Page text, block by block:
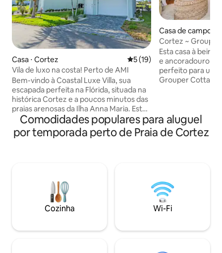
Casa ⋅ Cortez 5 de uma avaliação média
5 (19)
Vila de luxo na costa! Perto de AMI
Bem-vindo à Coastal Luxe Villa, sua
escapada perfeita na Flórida, situada na
histórica Cortez e a poucos minutos das
praias arenosas da Ilha Anna Maria. Este
espaçoso refúgio costeiro de três
andares combina conforto moderno
com o charme de uma cidade litorânea,
bônus Piscina aquecida de água salgada
com área externa, refeições, mesa de
fogueira e churrasqueira a gás Acesso
conveniente ao elevador para todos os
Casa de campo ⋅
Cortez ~ Grouper
BARCO!
Esta casa à
e ancoradouro
perfeito para
Grouper Cottage
campo histórica
um ambiente
palmeiras e
atmosfera
Comodidades populares para aluguel
por temporada perto de Praia de Cortez
Cozinha Wi-Fi